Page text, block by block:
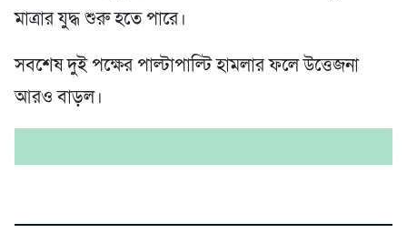
মাত্রার যুদ্ধ শুরু হতে পারে।
সবশেষ দুই পক্ষের পাল্টাপাল্টি হামলার ফলে উত্তেজনা
আরও বাড়ল।